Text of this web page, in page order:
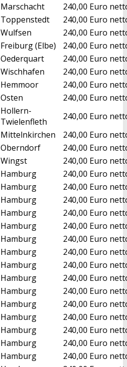
Marschacht
240,00 Euro
Toppenstedt
240,00 Euro
Wulfsen
240,00 Euro
Freiburg (Elbe)
240,00 Euro
Oederquart
240,00 Euro
Wischhafen
240,00 Euro
Hemmoor
240,00 Euro
Osten
240,00 Euro
Hollern-
Twielenfleth
240,00 Euro
Mittelnkirchen
240,00 Euro
Oberndorf
240,00 Euro
Wingst
240,00 Euro
Hamburg
240,00 Euro
Hamburg
240,00 Euro
Hamburg
240,00 Euro
Hamburg
240,00 Euro
Hamburg
240,00 Euro
Hamburg
240,00 Euro
Hamburg
240,00 Euro
Hamburg
240,00 Euro
Hamburg
240,00 Euro
Hamburg
240,00 Euro
Hamburg
240,00 Euro
Hamburg
240,00 Euro
Hamburg
240,00 Euro
Hamburg
240,00 Euro
Hamburg
240,00 Euro